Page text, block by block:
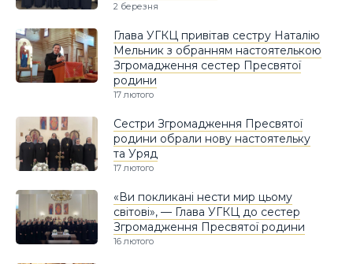
2 березня
Глава УГКЦ привітав сестру Наталію
Мельник з обранням настоятелькою
Згромадження сестер Пресвятої
родини
17 лютого
Сестри Згромадження Пресвятої
родини обрали нову настоятельку
та Уряд
17 лютого
«Ви покликані нести мир цьому
світові», — Глава УГКЦ до сестер
Згромадження Пресвятої родини
16 лютого